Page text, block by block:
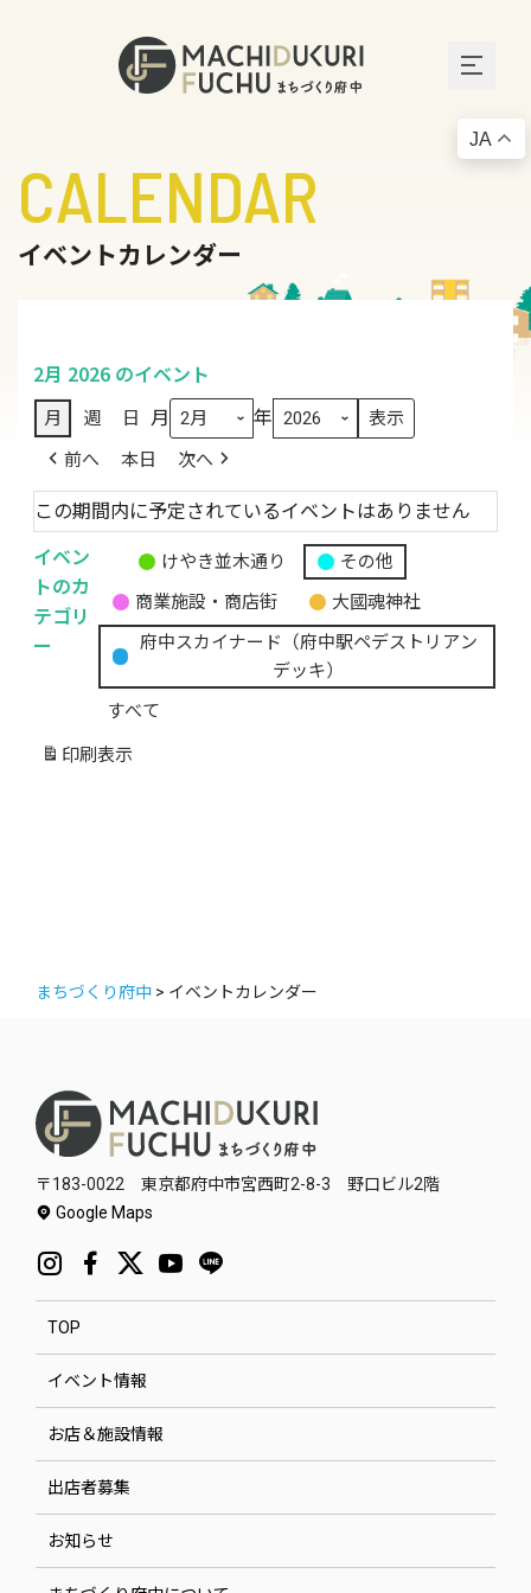
CALENDAR
イベントカレンダー
2月 2026 のイベント
月 週 日 月 年
前へ 本日 次へ
この期間内に予定されているイベントはありません
イベン
トのカ
テゴリ
ー
題
の
カ
テ
ゴ
リ
けやき並木通り
その他
商業施設・商店街
大國魂神社
府中スカイナード（府中駅ペデストリアン
デッキ）
すべて
印刷 表示
まちづくり府中 > イベントカレンダー
〒183-0022 東京都府中市宮西町2-8-3 野口ビル2階
Google Maps
TOP
イベント情報
お店＆施設情報
出店者募集
お知らせ
JA